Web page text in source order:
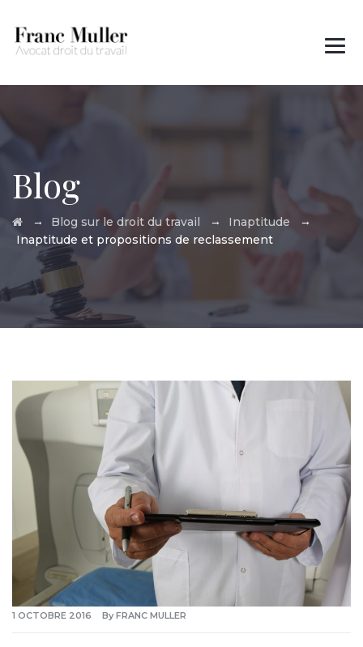
Blog
→ Blog sur le droit du travail → Inaptitude →
Inaptitude et propositions de reclassement
1 OCTOBRE 2016 By FRANC MULLER